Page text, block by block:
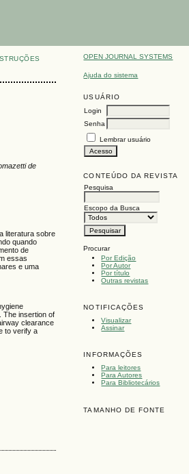
OPEN JOURNAL SYSTEMS
Ajuda do sistema
USUÁRIO
Login
Senha
Lembrar usuário
CONTEÚDO DA REVISTA
Pesquisa
Escopo da Busca
Procurar
Por Edição
Por Autor
Por título
Outras revistas
NOTIFICAÇÕES
Visualizar
Assinar
INFORMAÇÕES
Para leitores
Para Autores
Para Bibliotecários
TAMANHO DE FONTE
de
literatura sobre
quando
de
essas
e uma
The insertion of
clearance
to verify a